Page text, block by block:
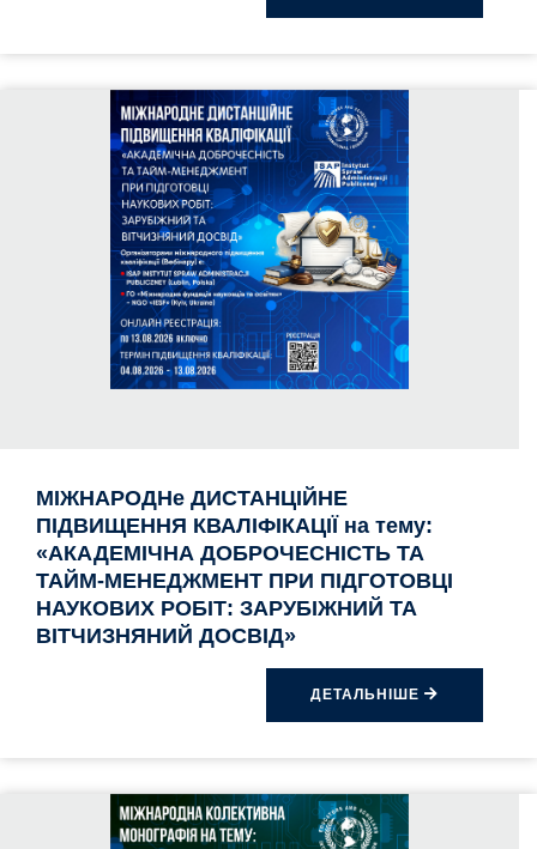
МІЖНАРОДНе ДИСТАНЦІЙНЕ
ПІДВИЩЕННЯ КВАЛІФІКАЦІЇ на тему:
«АКАДЕМІЧНА ДОБРОЧЕСНІСТЬ ТА
ТАЙМ-МЕНЕДЖМЕНТ ПРИ ПІДГОТОВЦІ
НАУКОВИХ РОБІТ: ЗАРУБІЖНИЙ ТА
ВІТЧИЗНЯНИЙ ДОСВІД»
ДЕТАЛЬНІШЕ